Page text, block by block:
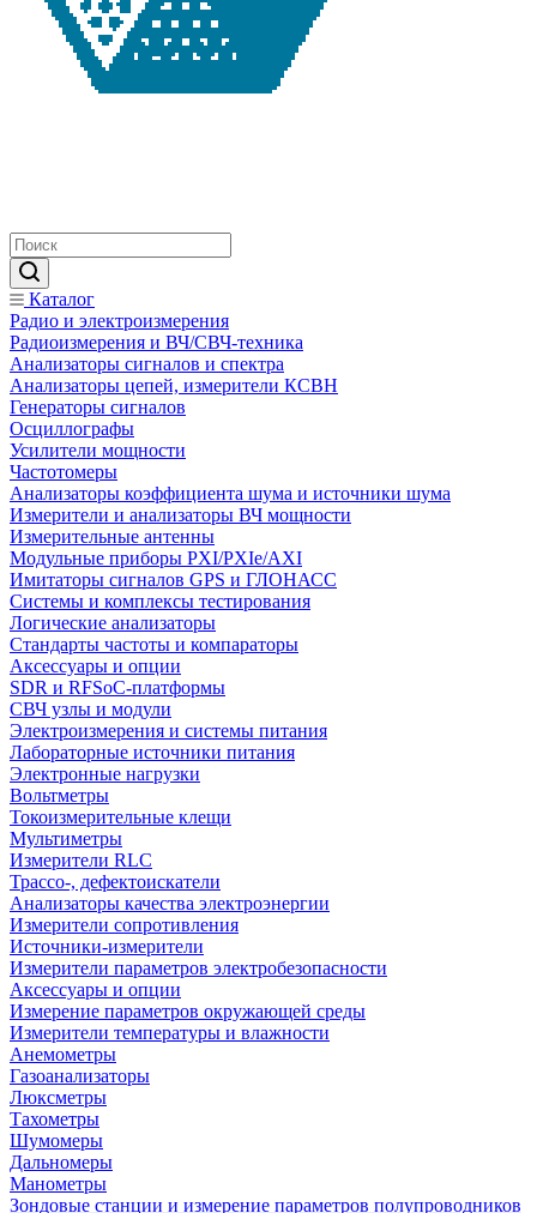
Каталог
Радио и электроизмерения
Радиоизмерения и ВЧ/СВЧ-техника
Анализаторы сигналов и спектра
Анализаторы цепей, измерители КСВН
Генераторы сигналов
Осциллографы
Усилители мощности
Частотомеры
Анализаторы коэффициента шума и источники шума
Измерители и анализаторы ВЧ мощности
Измерительные антенны
Модульные приборы PXI/PXIe/AXI
Имитаторы сигналов GPS и ГЛОНАСС
Системы и комплексы тестирования
Логические анализаторы
Стандарты частоты и компараторы
Аксессуары и опции
SDR и RFSoC‑платформы
СВЧ узлы и модули
Электроизмерения и системы питания
Лабораторные источники питания
Электронные нагрузки
Вольтметры
Токоизмерительные клещи
Мультиметры
Измерители RLC
Трассо-, дефектоискатели
Анализаторы качества электроэнергии
Измерители сопротивления
Источники-измерители
Измерители параметров электробезопасности
Аксессуары и опции
Измерение параметров окружающей среды
Измерители температуры и влажности
Анемометры
Газоанализаторы
Люксметры
Тахометры
Шумомеры
Дальномеры
Манометры
Зондовые станции и измерение параметров полупроводников